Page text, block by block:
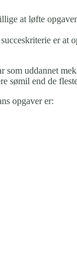
at løfte
er at
uddannet
sømil end de
opgaver er: